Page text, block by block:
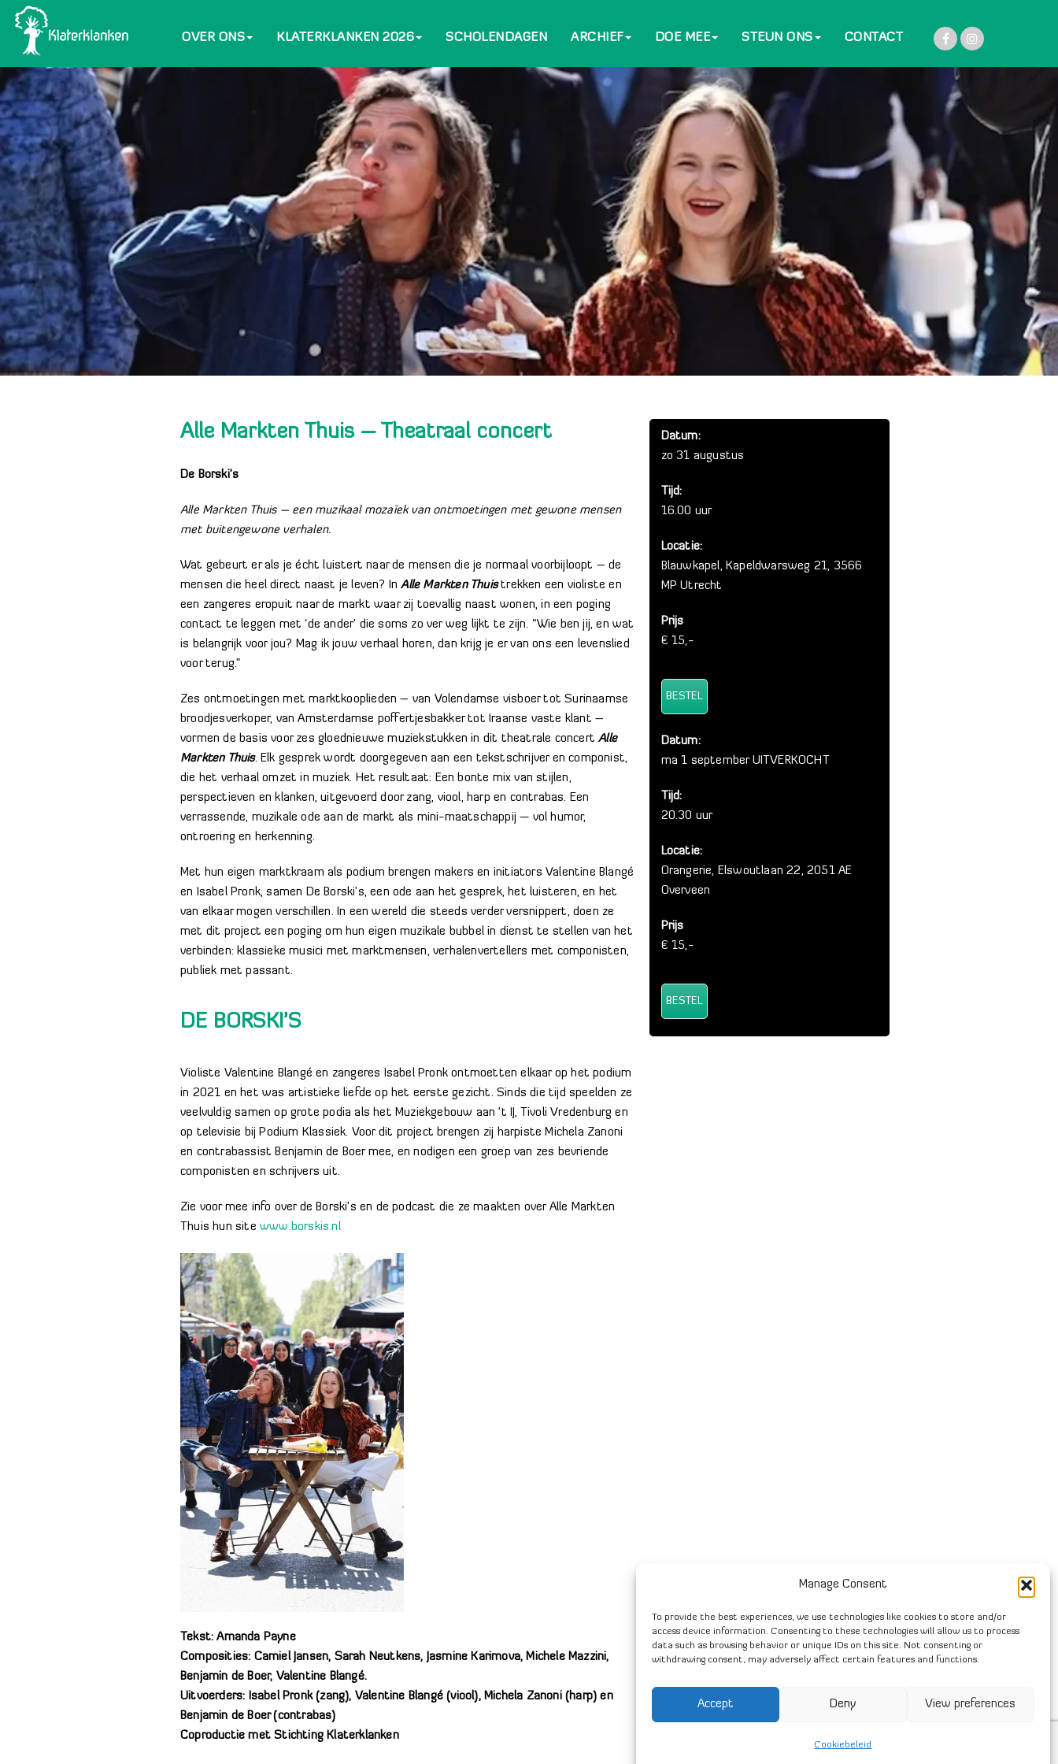
Manage Consent
To provide the best experiences, we use technologies like cookies to store and/or
access device information. Consenting to these technologies will allow us to process
data such as browsing behavior or unique IDs on this site. Not consenting or
withdrawing consent, may adversely affect certain features and functions.
Accept Deny View preferences
Cookiebeleid
OVER ONS KLATERKLANKEN 2026 SCHOLENDAGEN ARCHIEF DOE MEE STEUN ONS CONTACT
Alle Markten Thuis – Theatraal concert
De Borski’s
Alle Markten Thuis – een muzikaal mozaïek van ontmoetingen met gewone mensen
met buitengewone verhalen.
Wat gebeurt er als je écht luistert naar de mensen die je normaal voorbijloopt – de
mensen die heel direct naast je leven? InAlle Markten Thuistrekken een violiste en
een zangeres eropuit naar de markt waar zij toevallig naast wonen, in een poging
contact te leggen met ‘de ander’ die soms zo ver weg lijkt te zijn. “Wie ben jij, en wat
is belangrijk voor jou? Mag ik jouw verhaal horen, dan krijg je er van ons een levenslied
voor terug.”
Zes ontmoetingen met marktkooplieden – van Volendamse visboer tot Surinaamse
broodjesverkoper, van Amsterdamse poffertjesbakker tot Iraanse vaste klant –
vormen de basis voor zes gloednieuwe muziekstukken in dit theatrale concert Alle
Markten Thuis. Elk gesprek wordt doorgegeven aan een tekstschrijver en componist,
die het verhaal omzet in muziek. Het resultaat: Een bonte mix van stijlen,
perspectieven en klanken, uitgevoerd door zang, viool, harp en contrabas. Een
verrassende, muzikale ode aan de markt als mini-maatschappij — vol humor,
ontroering en herkenning.
Met hun eigen marktkraam als podium brengen makers en initiators Valentine Blangé
en Isabel Pronk, samen De Borski’s, een ode aan het gesprek, het luisteren, en het
van elkaar mogen verschillen. In een wereld die steeds verder versnippert, doen ze
met dit project een poging om hun eigen muzikale bubbel in dienst te stellen van het
verbinden: klassieke musici met marktmensen, verhalenvertellers met componisten,
publiek met passant.
DE BORSKI’S
Datum:
zo 31 augustus
Tijd:
16.00 uur
Locatie:
Blauwkapel, Kapeldwarsweg 21, 3566
MP Utrecht
Prijs
€ 15,-
BESTEL
Datum:
ma 1 september UITVERKOCHT
Tijd:
20.30 uur
Locatie:
Orangerie, Elswoutlaan 22, 2051 AE
Overveen
Prijs
€ 15,-
BESTEL
Violiste Valentine Blangé en zangeres Isabel Pronk ontmoetten elkaar op het podium
in 2021 en het was artistieke liefde op het eerste gezicht. Sinds die tijd speelden ze
veelvuldig samen op grote podia als het Muziekgebouw aan ’t IJ, Tivoli Vredenburg en
op televisie bij Podium Klassiek. Voor dit project brengen zij harpiste Michela Zanoni
en contrabassist Benjamin de Boer mee, en nodigen een groep van zes bevriende
componisten en schrijvers uit.
Zie voor mee info over de Borski’s en de podcast die ze maakten over Alle Markten
Thuis hun site www.borskis.nl
Tekst: Amanda Payne
Composities: Camiel Jansen, Sarah Neutkens, Jasmine Karimova, Michele Mazzini,
Benjamin de Boer, Valentine Blangé.
Uitvoerders: Isabel Pronk (zang), Valentine Blangé (viool), Michela Zanoni (harp) en
Benjamin de Boer (contrabas)
Coproductie met Stichting Klaterklanken